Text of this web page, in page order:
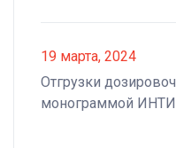
19 марта, 2024
Отгрузки
монограммой ИНТИ